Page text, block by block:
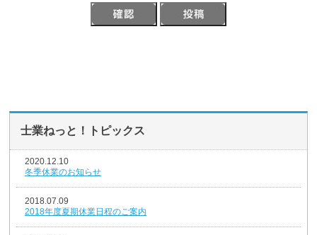
士業ねっと！トピックス
2020.12.10
冬季休業のお知らせ
2018.07.09
2018年度夏期休業日程のご案内